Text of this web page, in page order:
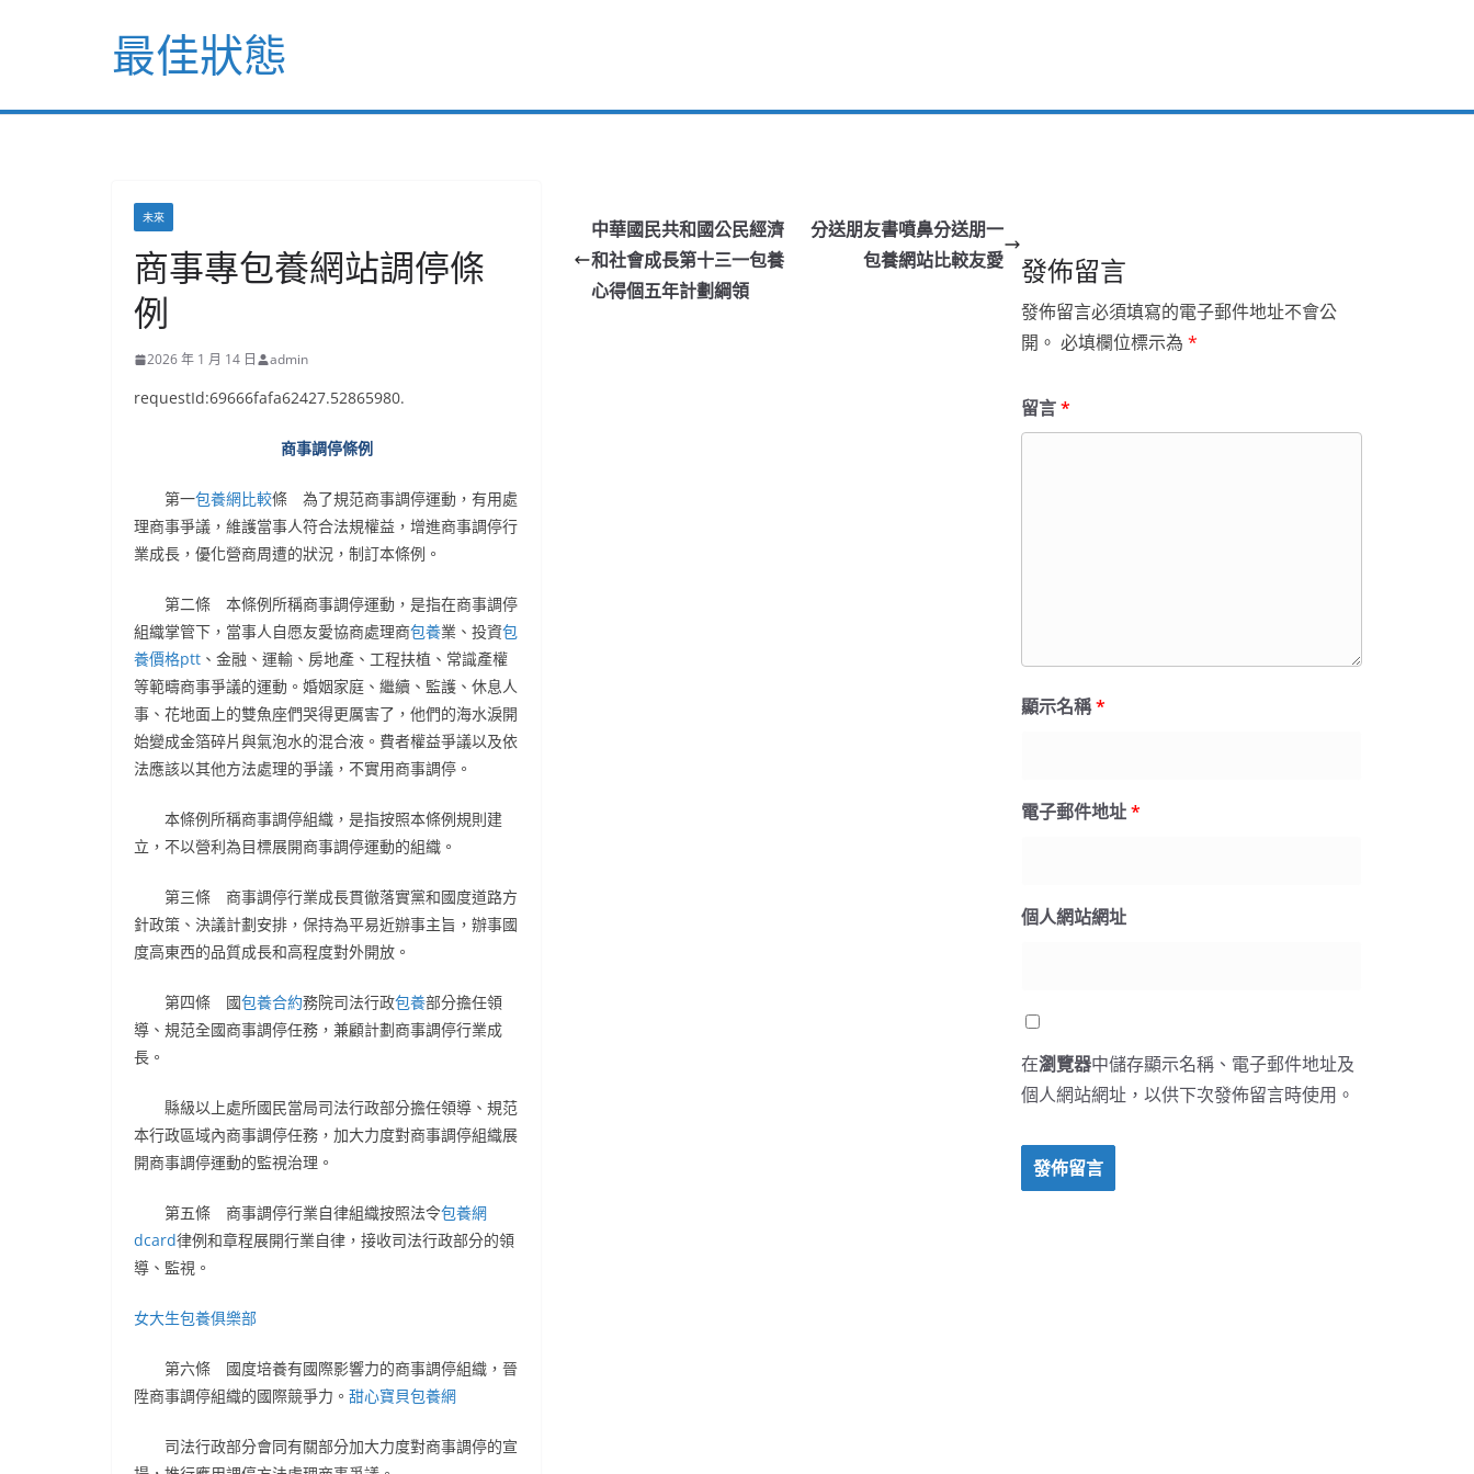
最佳狀態
未來
商事專包養網站調停條
例
2026 年 1 月 14 日 admin
requestId:69666fafa62427.52865980.
商事調停條例
第一包養網比較條 為了規范商事調停運動，有用處
理商事爭議，維護當事人符合法規權益，增進商事調停行
業成長，優化營商周遭的狀況，制訂本條例。
第二條 本條例所稱商事調停運動，是指在商事調停
組織掌管下，當事人自愿友愛協商處理商包養業、投資包
養價格ptt 、金融、運輸、房地產、工程扶植、常識產權
等範疇商事爭議的運動。婚姻家庭、繼續、監護、休息人
事、花地面上的雙魚座們哭得更厲害了，他們的海水淚開
始變成金箔碎片與氣泡水的混合液。費者權益爭議以及依
法應該以其他方法處理的爭議，不實用商事調停。
本條例所稱商事調停組織，是指按照本條例規則建
立，不以營利為目標展開商事調停運動的組織。
第三條 商事調停行業成長貫徹落實黨和國度道路方
針政策、決議計劃安排，保持為平易近辦事主旨，辦事國
度高東西的品質成長和高程度對外開放。
第四條 國包養合約務院司法行政包養部分擔任領
導、規范全國商事調停任務，兼顧計劃商事調停行業成
長。
縣級以上處所國民當局司法行政部分擔任領導、規范
本行政區域內商事調停任務，加大力度對商事調停組織展
開商事調停運動的監視治理。
第五條 商事調停行業自律組織按照法令包養網
dcard律例和章程展開行業自律，接收司法行政部分的領
導、監視。
女大生包養俱樂部
第六條 國度培養有國際影響力的商事調停組織，晉
陞商事調停組織的國際競爭力。 甜心寶貝包養網
司法行政部分會同有關部分加大力度對商事調停的宣
中華國民共和國公民經濟
和社會成長第十三一包養
心得個五年計劃綱領
分送朋友書噴鼻分送朋一
包養網站比較友愛
發佈留言
發佈留言必須填寫的電子郵件地址不會公
開。 必填欄位標示為 *
留言*
顯示名稱*
電子郵件地址*
個人網站網址
在瀏覽器中儲存顯示名稱、電子郵件地址及
個人網站網址，以供下次發佈留言時使用。